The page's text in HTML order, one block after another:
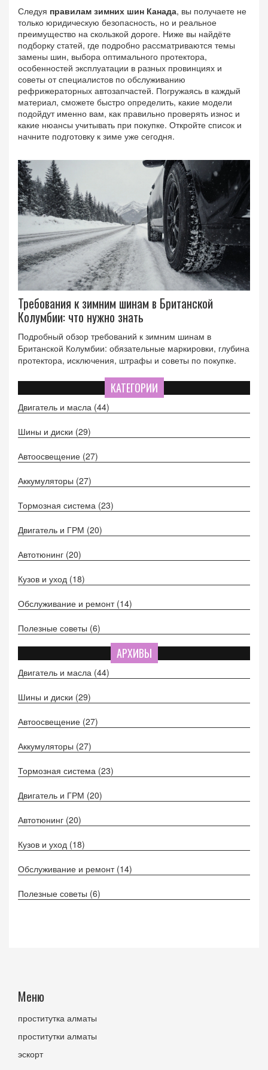
Следуя правилам зимних шин Канада, вы получаете не
только юридическую безопасность, но и реальное
преимущество на скользкой дороге. Ниже вы найдёте
подборку статей, где подробно рассматриваются темы
замены шин, выбора оптимального протектора,
особенностей эксплуатации в разных провинциях и
советы от специалистов по обслуживанию
рефрижераторных автозапчастей. Погружаясь в каждый
материал, сможете быстро определить, какие модели
подойдут именно вам, как правильно проверять износ и
какие нюансы учитывать при покупке. Откройте список и
начните подготовку к зиме уже сегодня.
Требования к зимним шинам в Британской
Колумбии: что нужно знать
Подробный обзор требований к зимним шинам в
Британской Колумбии: обязательные маркировки, глубина
протектора, исключения, штрафы и советы по покупке.
КАТЕГОРИИ
Двигатель и масла (44)
Шины и диски (29)
Автоосвещение (27)
Аккумуляторы (27)
Тормозная система (23)
Двигатель и ГРМ (20)
Автотюнинг (20)
Кузов и уход (18)
Обслуживание и ремонт (14)
Полезные советы (6)
АРХИВЫ
Двигатель и масла (44)
Шины и диски (29)
Автоосвещение (27)
Аккумуляторы (27)
Тормозная система (23)
Двигатель и ГРМ (20)
Автотюнинг (20)
Кузов и уход (18)
Обслуживание и ремонт (14)
Полезные советы (6)
Меню
проститутка алматы
проститутки алматы
эскорт